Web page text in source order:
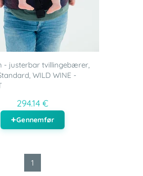
- justerbar tvillingebærer,
WILD WINE -
294.14 €
Gennemfør
1